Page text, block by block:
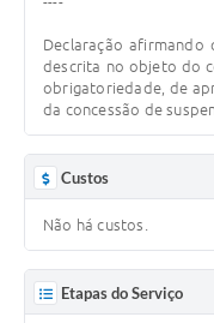
Declaração
descrita no objeto do
obrigatoriedade, de
da concessão de
Custos
Não há custos.
Etapas do Serviço